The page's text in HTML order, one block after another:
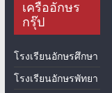
เครืออักษร
กรุ๊ป
โรงเรียนอักษรศึกษา
โรงเรียนอักษรพัทยา